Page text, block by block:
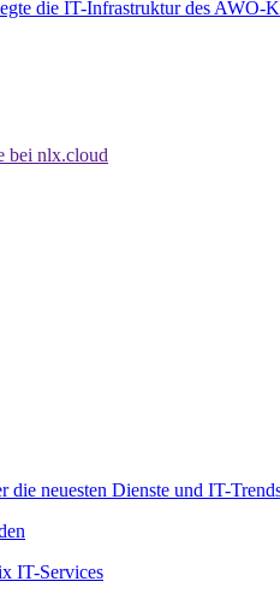
die IT-Infrastruktur des AWO-
bei nlx.cloud
die neuesten Dienste und IT-
IT-Services